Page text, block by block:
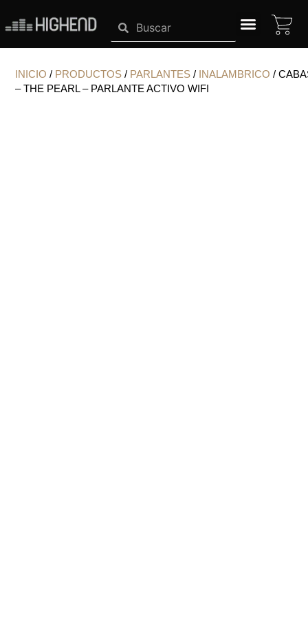
contenido
INICIO / PRODUCTOS / PARLANTES / INALAMBRICO /
– THE PEARL – PARLANTE ACTIVO WIFI